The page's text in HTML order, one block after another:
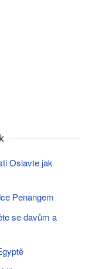
Oslavte jak
Penangem
se davům a